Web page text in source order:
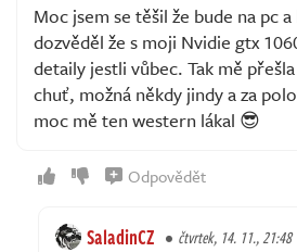
Moc jsem se těšil že bude na pc a
dozvěděl že s moji Nvidie gtx
detaily jestli vůbec. Tak mě
chuť, možná někdy jindy a za
moc mě ten western lákal 😎
Odpovědět
SaladinCZ čtvrtek, 14. 11., 21:48